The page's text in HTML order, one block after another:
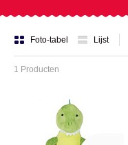
Foto-tabel Lijst
1 Producten